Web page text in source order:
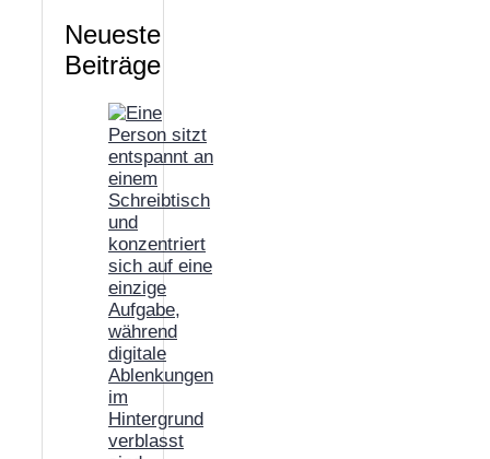
Neueste
Beiträge